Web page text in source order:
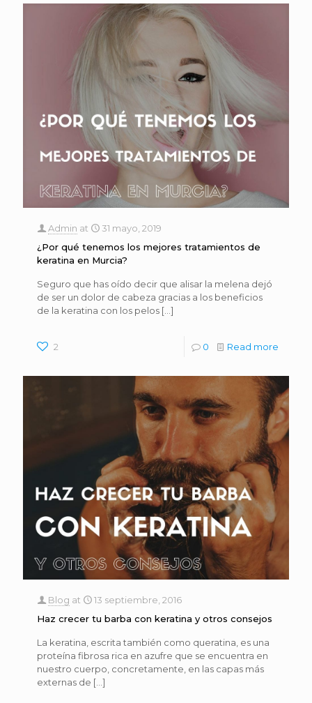
Admin at
31 mayo, 2019
¿Por qué tenemos los mejores tratamientos de
keratina en Murcia?
Seguro que has oído decir que alisar la melena dejó
de ser un dolor de cabeza gracias a los beneficios
de la keratina con los pelos […]
2 0 Read more
Blog at
13 septiembre, 2016
Haz crecer tu barba con keratina y otros consejos
La keratina, escrita también como queratina, es una
proteína fibrosa rica en azufre que se encuentra en
nuestro cuerpo, concretamente, en las capas más
externas de […]